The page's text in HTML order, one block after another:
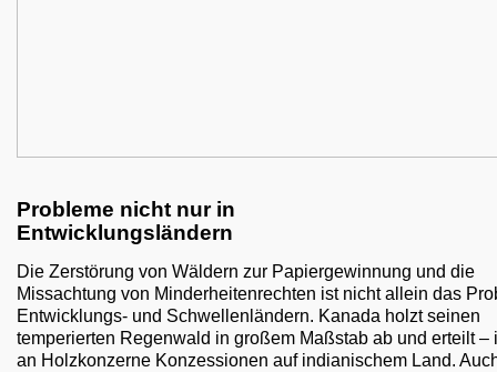
Probleme nicht nur in
Entwicklungsländern
Die Zerstörung von Wäldern zur Papiergewinnung und die
Missachtung von Minderheitenrechten ist nicht allein das
Entwicklungs- und Schwellenländern. Kanada holzt seinen
temperierten Regenwald in großem Maßstab ab und erteilt –
an Holzkonzerne Konzessionen auf indianischem Land.